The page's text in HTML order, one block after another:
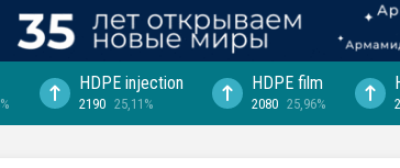
HDPE injection
2190 25,11%
HDPE film
2080 25,96%